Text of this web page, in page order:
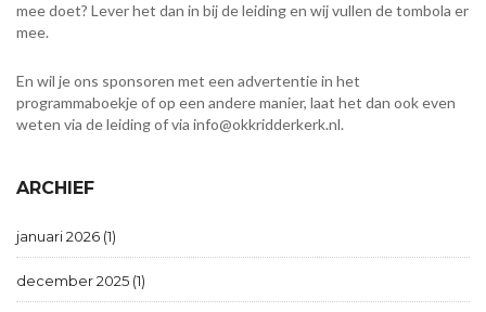
mee doet? Lever het dan in bij de leiding en wij vullen de tombola er
mee.
En wil je ons sponsoren met een advertentie in het
programmaboekje of op een andere manier, laat het dan ook even
weten via de leiding of via info@okkridderkerk.nl.
ARCHIEF
januari 2026 (1)
december 2025 (1)